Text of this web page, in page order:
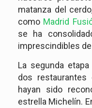
matanza del
como Madrid
se ha
imprescindibles
La segunda
dos restaurantes
hayan sido
estrella Michelín.